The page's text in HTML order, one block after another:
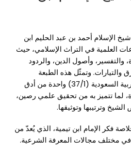
شيخ الإسلام أحمد بن عبد الحليم ابن
العلمية في التراث الإسلامي، حيث
والتفسير، وأصول الدين، والردود
والتيارات. وتمثّل هذه الطبعة
الصادرة في المملكة العربية السعودية (37/1) واحدة من أدق
لما تتميز به من تحقيق علمي رصين،
وترتيبها وتوثيقها.
فكر الإمام ابن تيمية، الذي يُعدّ من
في مختلف مجالات المعرفة الشرعية.